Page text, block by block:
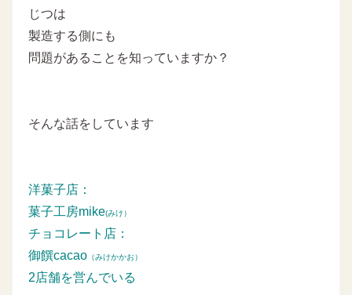
じつは
製造する側にも
問題があることを知っていますか？
そんな話をしています
洋菓子店：
菓子工房mike(みけ）
チョコレート店：
御饌cacao （みけかかお）
2店舗を営んでいる